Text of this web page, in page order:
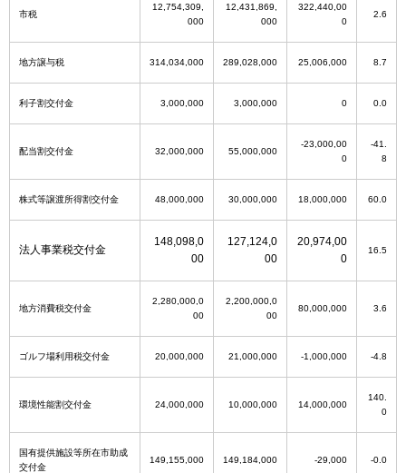
市税
12,754,309,
000
12,431,869,
000
322,440,00
0
2.6
地方譲与税 314,034,000 289,028,000 25,006,000 8.7
利子割交付金 3,000,000 3,000,000 0 0.0
配当割交付金 32,000,000 55,000,000
-23,000,00
0
-41.
8
株式等譲渡所得割交付金 48,000,000 30,000,000 18,000,000 60.0
法人事業税交付金
148,098,0
00
127,124,0
00
20,974,00
0
16.5
地方消費税交付金
2,280,000,0
00
2,200,000,0
00
80,000,000 3.6
ゴルフ場利用税交付金 20,000,000 21,000,000 -1,000,000 -4.8
環境性能割交付金 24,000,000 10,000,000 14,000,000
140.
0
国有提供施設等所在市助成
交付金
149,155,000 149,184,000 -29,000 -0.0